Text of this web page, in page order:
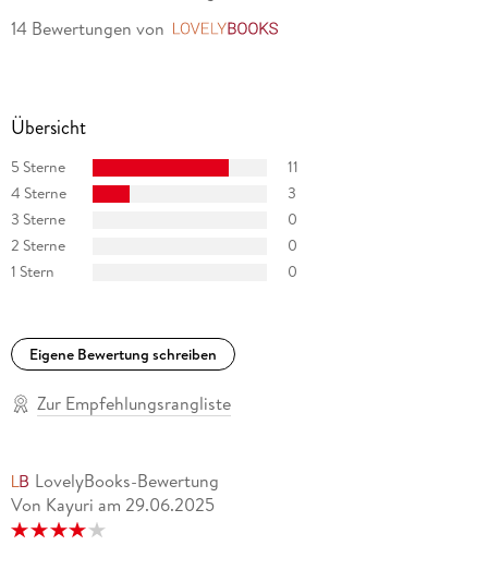
14 Bewertungen von
Übersicht
5 Sterne
11
4 Sterne
3
3 Sterne
0
2 Sterne
0
1 Stern
0
Eigene Bewertung schreiben
Zur Empfehlungsrangliste
LovelyBooks-Bewertung
Von Kayuri am 29.06.2025